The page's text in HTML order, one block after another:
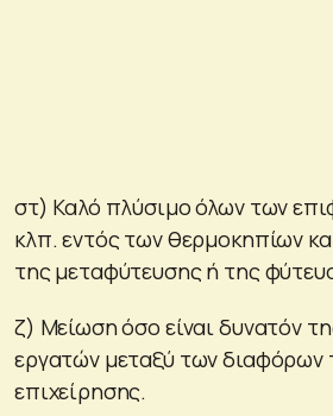
στ) Καλό πλύσιμο όλων των
κλπ. εντός των θερμοκηπίων
της μεταφύτευσης ή της
ζ) Μείωση όσο είναι δυνατόν
εργατών μεταξύ των διαφόρων
επιχείρησης.